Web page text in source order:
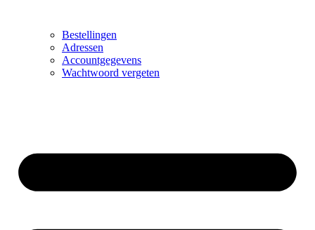
Bestellingen
Adressen
Accountgegevens
Wachtwoord vergeten